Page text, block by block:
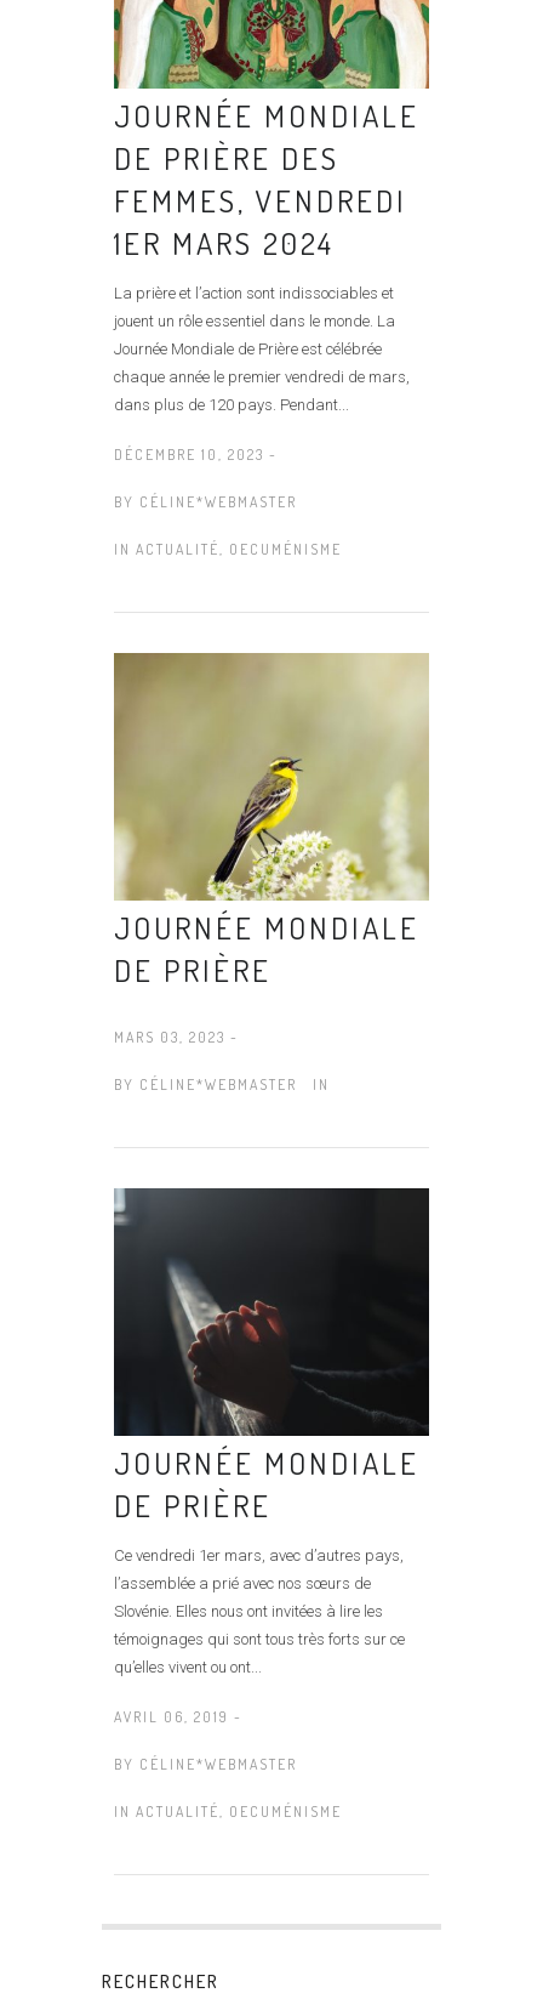
JOURNÉE MONDIALE
DE PRIÈRE DES
FEMMES, VENDREDI
1ER MARS 2024
La prière et l’action sont indissociables et
jouent un rôle essentiel dans le monde. La
Journée Mondiale de Prière est célébrée
chaque année le premier vendredi de mars,
dans plus de 120 pays. Pendant...
DÉCEMBRE 10, 2023 -
BY CÉLINE*WEBMASTER
IN ACTUALITÉ OECUMÉNISME
JOURNÉE MONDIALE
DE PRIÈRE
MARS 03, 2023 -
BY CÉLINE*WEBMASTER IN
JOURNÉE MONDIALE
DE PRIÈRE
Ce vendredi 1er mars, avec d’autres pays,
l’assemblée a prié avec nos sœurs de
Slovénie. Elles nous ont invitées à lire les
témoignages qui sont tous très forts sur ce
qu’elles vivent ou ont...
AVRIL 06, 2019 -
BY CÉLINE*WEBMASTER
IN ACTUALITÉ, OECUMÉNISME
RECHERCHER